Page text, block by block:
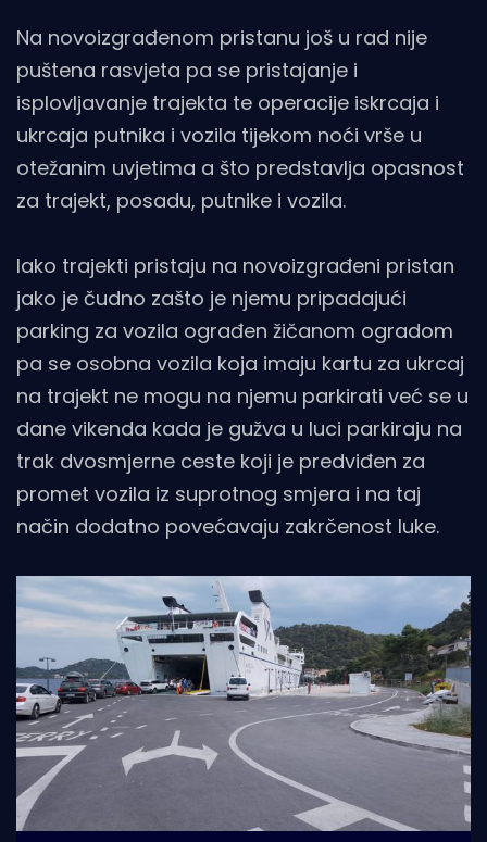
Na novoizgrađenom pristanu još u rad nije
puštena rasvjeta pa se pristajanje i
isplovljavanje trajekta te operacije iskrcaja i
ukrcaja putnika i vozila tijekom noći vrše u
otežanim uvjetima a što predstavlja opasnost
za trajekt, posadu, putnike i vozila.
Iako trajekti pristaju na novoizgrađeni pristan
jako je čudno zašto je njemu pripadajući
parking za vozila ograđen žičanom ogradom
pa se osobna vozila koja imaju kartu za ukrcaj
na trajekt ne mogu na njemu parkirati već se u
dane vikenda kada je gužva u luci parkiraju na
trak dvosmjerne ceste koji je predviđen za
promet vozila iz suprotnog smjera i na taj
način dodatno povećavaju zakrčenost luke.